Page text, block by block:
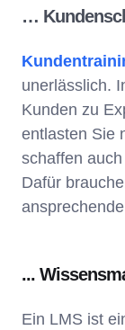
…
unerlässlich.
Kunden zu
entlasten Sie
schaffen
Dafür
...
Ein LMS ist